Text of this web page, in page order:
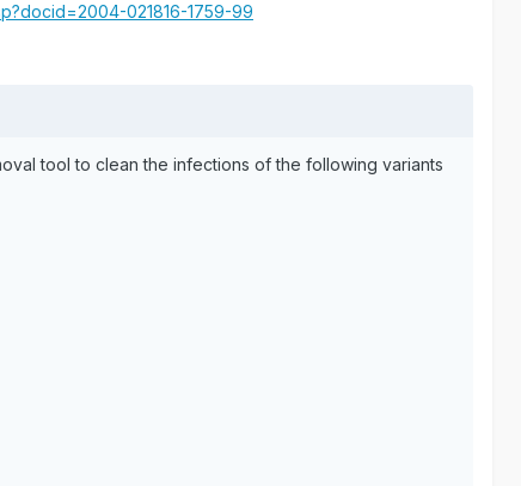
021816-1759-99
tool to clean the infections of the following variants